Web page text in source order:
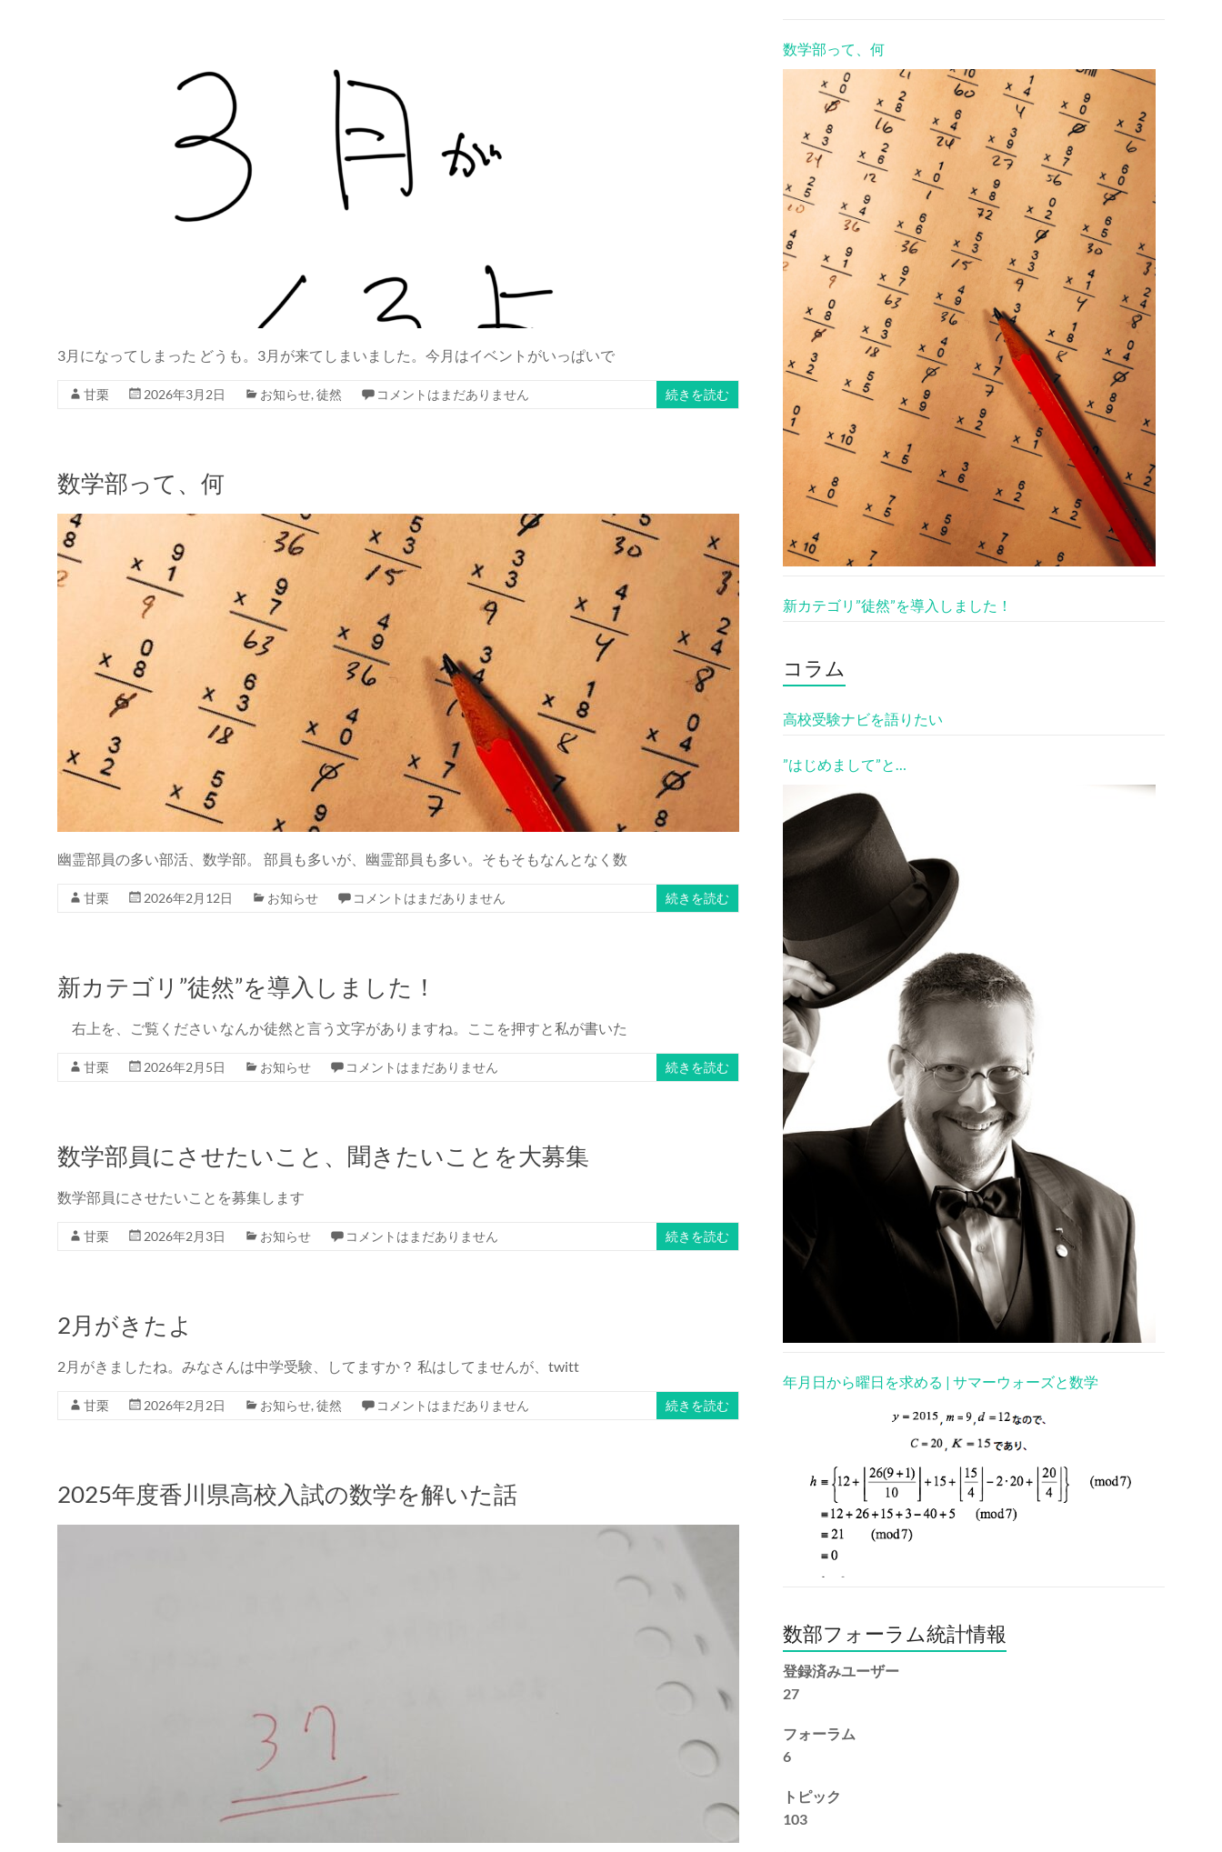
3月になってしまった どうも。3月が来てしまいました。今月はイベントがいっぱいで
甘栗 2026年3月2日 お知らせ, 徒然 コメントはまだありません 続きを読む
数学部って、何
幽霊部員の多い部活、数学部。 部員も多いが、幽霊部員も多い。そもそもなんとなく数
甘栗 2026年2月12日 お知らせ コメントはまだありません 続きを読む
新カテゴリ”徒然”を導入しました！
右上を、ご覧ください なんか徒然と言う文字がありますね。ここを押すと私が書いた
甘栗 2026年2月5日 お知らせ コメントはまだありません 続きを読む
数学部員にさせたいこと、聞きたいことを大募集
数学部員にさせたいことを募集します
甘栗 2026年2月3日 お知らせ コメントはまだありません 続きを読む
2月がきたよ
2月がきましたね。みなさんは中学受験、してますか？ 私はしてませんが、twitt
甘栗 2026年2月2日 お知らせ, 徒然 コメントはまだありません 続きを読む
2025年度香川県高校入試の数学を解いた話
数学部って、何
新カテゴリ”徒然”を導入しました！
コラム
高校受験ナビを語りたい
”はじめまして”と…
年月日から曜日を求める | サマーウォーズと数学
数部フォーラム統計情報
登録済みユーザー
27
フォーラム
6
トピック
103